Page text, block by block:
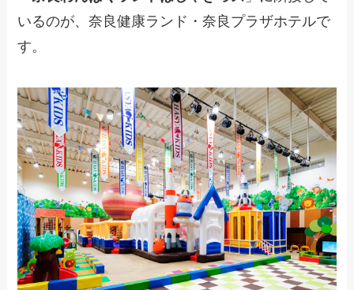
いるのが、奈良健康ランド・奈良プラザホテルで
す。